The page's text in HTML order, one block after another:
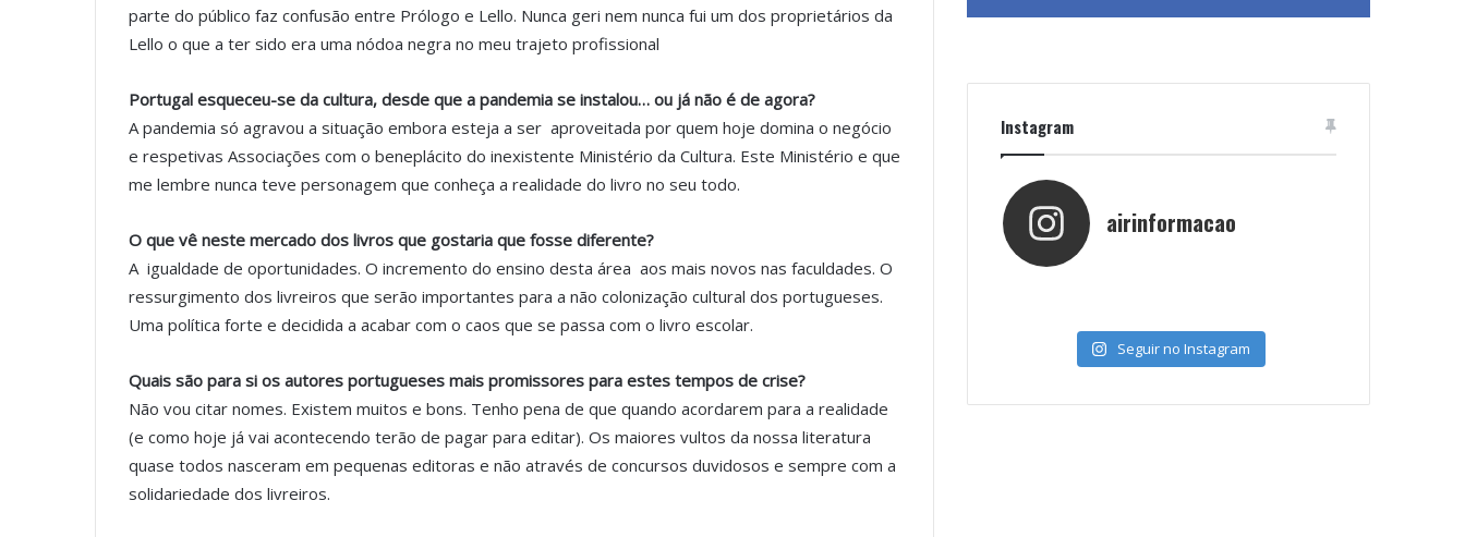
parte do público faz confusão entre Prólogo e Lello. Nunca geri nem nunca fui um dos proprietários da
Lello o que a ter sido era uma nódoa negra no meu trajeto profissional
Portugal esqueceu-se da cultura, desde que a pandemia se instalou… ou já não é de agora?
A pandemia só agravou a situação embora esteja a ser aproveitada por quem hoje domina o negócio
e respetivas Associações com o beneplácito do inexistente Ministério da Cultura. Este Ministério e que
me lembre nunca teve personagem que conheça a realidade do livro no seu todo.
O que vê neste mercado dos livros que gostaria que fosse diferente?
A igualdade de oportunidades. O incremento do ensino desta área aos mais novos nas faculdades. O
ressurgimento dos livreiros que serão importantes para a não colonização cultural dos portugueses.
Uma política forte e decidida a acabar com o caos que se passa com o livro escolar.
Quais são para si os autores portugueses mais promissores para estes tempos de crise?
Não vou citar nomes. Existem muitos e bons. Tenho pena de que quando acordarem para a realidade
(e como hoje já vai acontecendo terão de pagar para editar). Os maiores vultos da nossa literatura
quase todos nasceram em pequenas editoras e não através de concursos duvidosos e sempre com a
solidariedade dos livreiros.
Instagram
airinformacao
Seguir no Instagram